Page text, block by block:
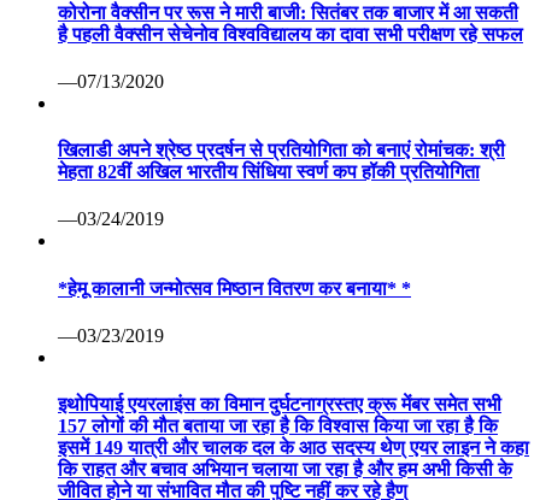
कोरोना वैक्सीन पर रूस ने मारी बाजी: सितंबर तक बाजार में आ सकती
है पहली वैक्सीन सेचेनोव विश्वविद्यालय का दावा सभी परीक्षण रहे सफल
—07/13/2020
खिलाडी अपने श्रेष्ठ प्रदर्षन से प्रतियोगिता को बनाएं रोमांचक: श्री
मेहता 82वीं अखिल भारतीय सिंधिया स्वर्ण कप हॉकी प्रतियोगिता
—03/24/2019
*हेमू कालानी जन्मोत्सव मिष्ठान वितरण कर बनाया* *
—03/23/2019
इथोपियाई एयरलाइंस का विमान दुर्घटनाग्रस्तए क्रू मेंबर समेत सभी
157 लोगों की मौत बताया जा रहा है कि विश्वास किया जा रहा है कि
इसमें 149 यात्री और चालक दल के आठ सदस्य थेण् एयर लाइन ने कहा
कि राहत और बचाव अभियान चलाया जा रहा है और हम अभी किसी के
जीवित होने या संभावित मौत की पुष्टि नहीं कर रहे हैण्